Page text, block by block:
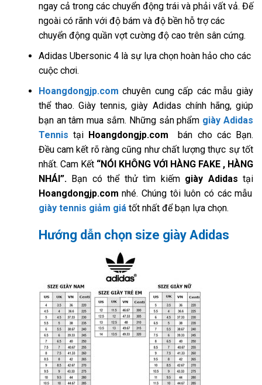
ngay cả trong các chuyển động trái và phải vất vả. Đế
ngoài có rãnh với độ bám và độ bền hỗ trợ các
chuyển động quần vợt cường độ cao trên sân cứng.
Adidas Ubersonic 4 là sự lựa chọn hoàn hảo cho các
cuộc chơi.
Hoangdongjp.com chuyên cung cấp các mẫu giày
thể thao. Giày tennis, giày Adidas chính hãng, giúp
bạn an tâm mua sắm. Những sản phẩm giày Adidas
Tennis tại Hoangdongjp.com bán cho các Bạn.
Đều cam kết rõ ràng cũng như chất lượng thực sự tốt
nhất. Cam Kết “NÓI KHÔNG VỚI HÀNG FAKE , HÀNG
NHÁI”. Bạn có thể thử tìm kiếm giày Adidastại
Hoangdongjp.comnhé. Chúng tôi luôn có các mẫu
giày tennis giảm giá tốt nhất để bạn lựa chọn.
Hướng dẫn chọn size giày Adidas